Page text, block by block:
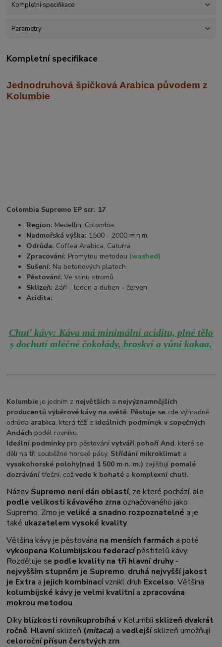
Kompletní specifikace
Parametry
Kompletní specifikace
Jednodruhová špičková Arabica původem z
Kolumbie
Colombia Supremo EP scr. 17
Region: Medellin, Colombia
Nadmořská výška: 1500 - 2000 m.n.m.
Odrůda: Coffea Arabica, Caturra
Zpracování: Promytou metodou (washed)
Sušení: Na betonových platech
Pěstování: Ve stínu stromů
Sklizeň: Září - leden a duben - červen
Acidita:
Chuť kávy: Káva má minimální aciditu, plné tělo
s dochutí mléčné čokolády, broskví a vůni kakaa.
Kolumbie je jedním z největších a nejvýznamnějších
producentů výběrové kávy na světě. Pěstuje se zde výhradně
odrůda arabica, která těží z ideálních podmínek v sopečných
Andách podél rovníku.
Ideální podmínkypro pěstovánívytváří pohoří And, které se
dělí na tři souběžné horské pásy. Střídání mikroklimat a
vysokohorské polohy(nad 1 500 m n. m.) zajišťují pomalé
dozrávání třešní, cožvede k bohaté a komplexní chuti.
Název Supremo není dán oblastí, ze které pochází, ale
podle velikosti kávového zrna označovaného jako
Supremo. Zrno jeveliké a snadno rozpoznatelné a je
také ukazatelem vysoké kvality.
Většina kávy je pěstována na menších farmách a poté
vykoupena Kolumbijskou federacípěstitelů kávy.
Rozděluje se podle kvality na tři hlavní druhy-
nejvyšším stupněm je Supremo, druhá nejvyšší jakost
je Extra a jejich kombinacívznikl druh Excelso. Většina
kolumbijské kávy je velmi kvalitnía zpracována
mokrou metodou.
Díky blízkosti rovníkuprobíhá v Kolumbii sklizeň dvakrát
ročně. Hlavnísklizeň (mitaca) avedlejšísklizeň umožňují
celoroční přísun čerstvých zrn.